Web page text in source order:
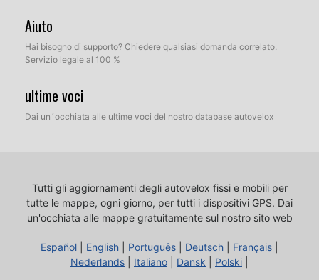
Aiuto
Hai bisogno di supporto? Chiedere qualsiasi domanda correlato.
Servizio legale al 100 %
ultime voci
Dai un´occhiata alle ultime voci del nostro database autovelox
Tutti gli aggiornamenti degli autovelox fissi e mobili per
tutte le mappe, ogni giorno, per tutti i dispositivi GPS. Dai
un'occhiata alle mappe gratuitamente sul nostro sito web
Español English Português Deutsch Français
Nederlands
Italiano Dansk Polski